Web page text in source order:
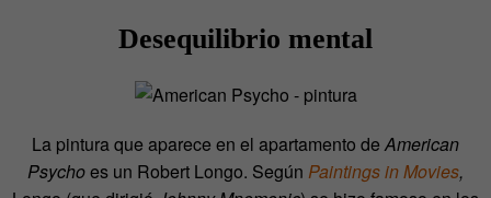
Desequilibrio mental
La pintura que aparece en el apartamento deAmerican
Psychoes un Robert Longo. Según Paintings in Movies,